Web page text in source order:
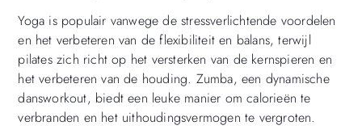
Yoga is populair vanwege de stressverlichtende voordelen
en het verbeteren van de flexibiliteit en balans, terwijl
pilates zich richt op het versterken van de kernspieren en
het verbeteren van de houding. Zumba, een dynamische
dansworkout, biedt een leuke manier om calorieën te
verbranden en het uithoudingsvermogen te vergroten.